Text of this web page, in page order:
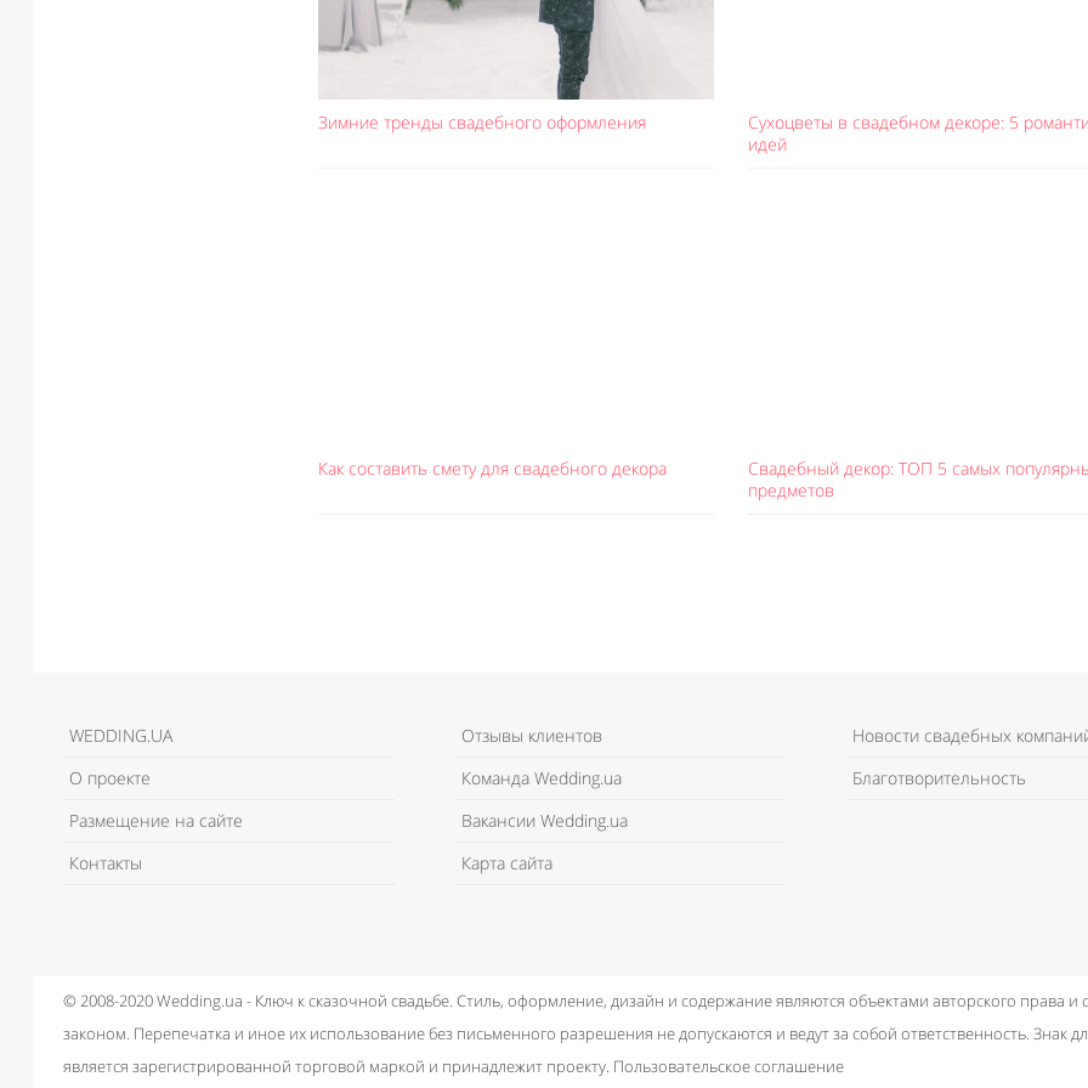
Зимние тренды свадебного оформления
Сухоцветы в свадебном декоре: 5
идей
Как составить смету для свадебного декора
Свадебный декор: ТОП 5 самых
предметов
WEDDING.UA
О проекте
Размещение на сайте
Контакты
Отзывы клиентов
Команда Wedding.ua
Вакансии Wedding.ua
Карта сайта
Новости свадебных
Благотворительность
© 2008-2020 Wedding.ua - Ключ к сказочной свадьбе. Стиль, оформление, дизайн и содержание являются объектами авторского права и
законом. Перепечатка и иное их использование без письменного разрешения не допускаются и ведут за собой ответственность. Знак
является зарегистрированной торговой маркой и принадлежит проекту. Пользовательское соглашение